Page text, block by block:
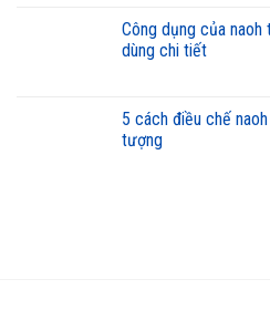
công dụng của naoh trong xử lý nước thải và cách
dùng chi tiết
5 cách điều chế naoh kèm phương trình & hiện
tượng